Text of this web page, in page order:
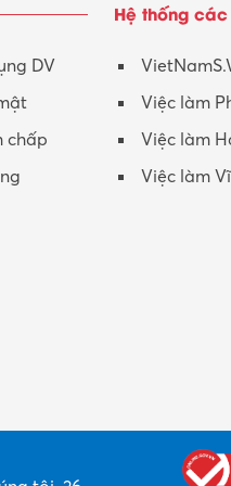
Nhân viên
Phục vụ khác
Promotion Girl
DV
chấp
Hệ thống các
Việc làm
Việc làm
Việc làm